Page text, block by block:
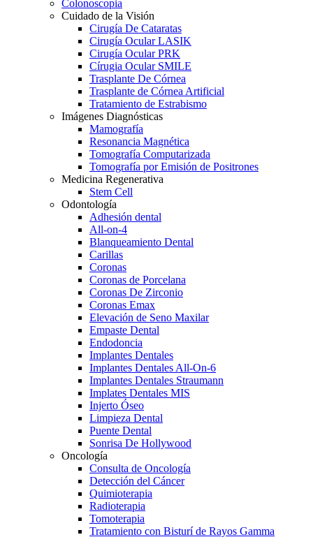
Colonoscopia
Cuidado de la Visión
Cirugía De Cataratas
Cirugía Ocular LASIK
Cirugía Ocular PRK
Círugia Ocular SMILE
Trasplante De Córnea
Trasplante de Córnea Artificial
Tratamiento de Estrabismo
Imágenes Diagnósticas
Mamografía
Resonancia Magnética
Tomografía Computarizada
Tomografía por Emisión de Positrones
Medicina Regenerativa
Stem Cell
Odontología
Adhesión dental
All-on-4
Blanqueamiento Dental
Carillas
Coronas
Coronas de Porcelana
Coronas De Zirconio
Coronas Emax
Elevación de Seno Maxilar
Empaste Dental
Endodoncia
Implantes Dentales
Implantes Dentales All-On-6
Implantes Dentales Straumann
Implates Dentales MIS
Injerto Óseo
Limpieza Dental
Puente Dental
Sonrisa De Hollywood
Oncología
Consulta de Oncología
Detección del Cáncer
Quimioterapia
Radioterapia
Tomoterapia
Tratamiento con Bisturí de Rayos Gamma